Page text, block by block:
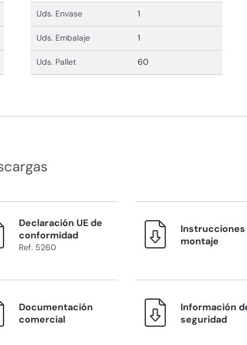
Uds. Envase 1
Uds. Embalaje 1
Uds. Pallet 60
Declaración UE de
conformidad
Ref. 5260
Instrucciones
montaje
Documentación
comercial
Información
seguridad